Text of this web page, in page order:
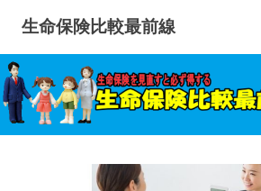
テ
ン
ツ
へ
ス
生命保険比較最前線